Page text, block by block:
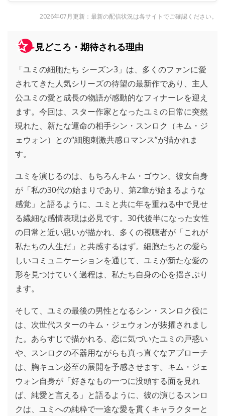
2026年07月更新：最新の配信状況は各サイトでご確認ください。
見どころ・期待される理由
「ユミの細胞たち シーズン3」は、多くのファンに愛
されてきた人気シリーズの待望の最新作であり、主人
公ユミの愛と成長の物語が感動的なフィナーレを迎え
ます。今回は、スター作家となったユミの日常に突然
現れた、新たな運命の相手シン・スンロク（キム・ジ
ェウォン）との“細胞刺激共感ロマンス”が描かれま
す。
ユミを演じるのは、もちろんキム・ゴウン。彼女自身
が「私の30代の始まりであり、第2章が始まるような
感覚」と語るように、ユミと共に年を重ねる中で見せ
る繊細な感情表現は必見です。30代後半になった女性
の日常と近い思いが描かれ、多くの視聴者が「これが
私たちの人生だ」と共感するはず。細胞たちとの愛ら
しいコミュニケーションを通じて、ユミが新たな愛の
形を見つけていく過程は、私たち自身の心を揺さぶり
ます。
そして、ユミの最後の男性となるシン・スンロク役に
は、次世代スターのキム・ジェウォンが抜擢されまし
た。あらすじで描かれる、恋に気づいたユミの戸惑い
や、スンロクの不器用ながらも真っ直ぐなアプローチ
は、胸キュン必至の展開を予感させます。キム・ジェ
ウォン自身が「好きなもの一つに没頭する面を見れ
ば、純愛と言える」と語るように、彼の演じるスンロ
クは、ユミへの純粋で一途な愛を貫くキャラクターと